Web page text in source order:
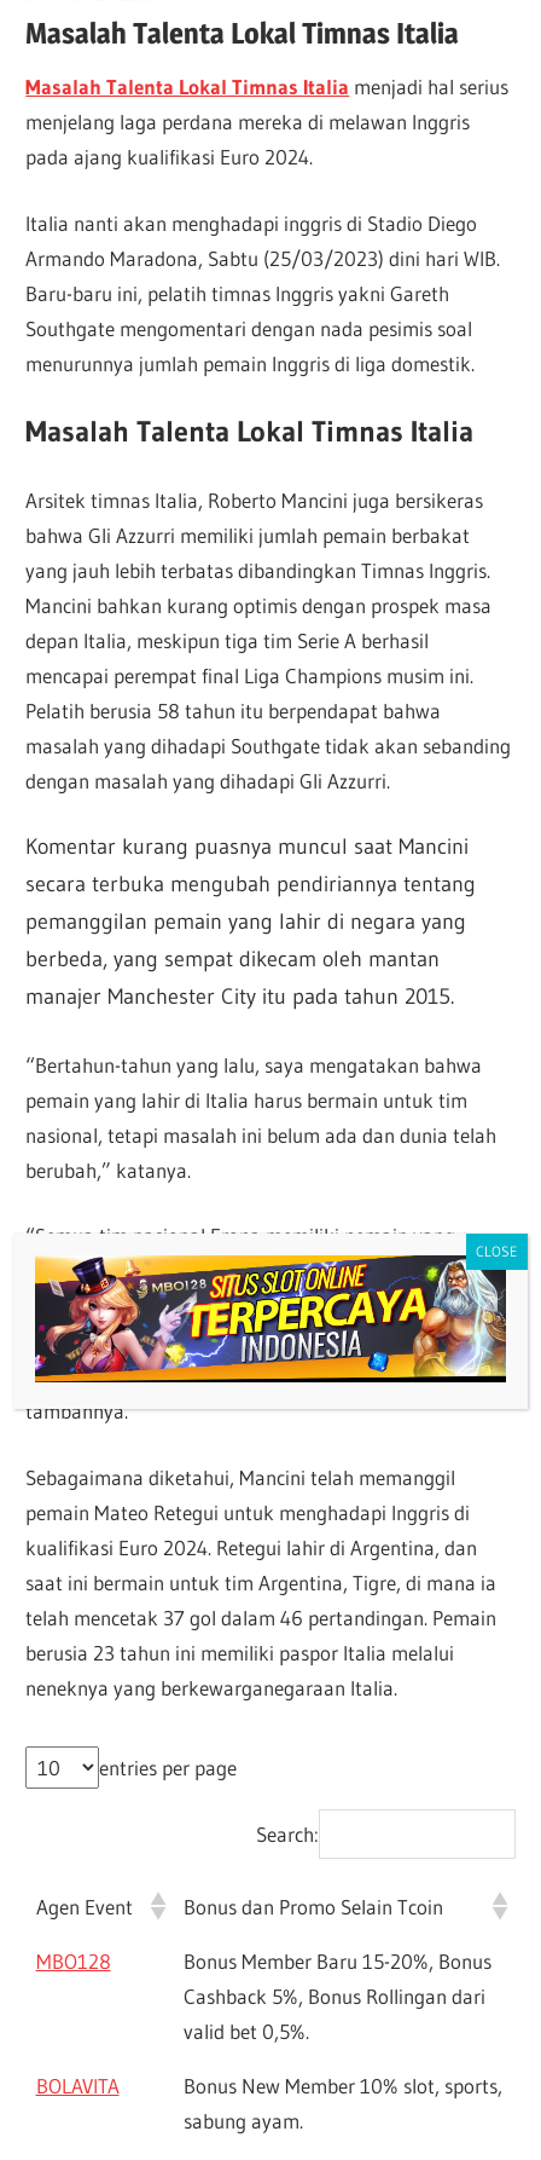
Masalah Talenta Lokal Timnas Italia
Masalah Talenta Lokal Timnas Italia menjadi hal serius
menjelang laga perdana mereka di melawan Inggris
pada ajang kualifikasi Euro 2024.
Italia nanti akan menghadapi inggris di Stadio Diego
Armando Maradona, Sabtu (25/03/2023) dini hari WIB.
Baru-baru ini, pelatih timnas Inggris yakni Gareth
Southgate mengomentari dengan nada pesimis soal
menurunnya jumlah pemain Inggris di liga domestik.
Masalah Talenta Lokal Timnas Italia
Arsitek timnas Italia, Roberto Mancini juga bersikeras
bahwa Gli Azzurri memiliki jumlah pemain berbakat
yang jauh lebih terbatas dibandingkan Timnas Inggris.
Mancini bahkan kurang optimis dengan prospek masa
depan Italia, meskipun tiga tim Serie A berhasil
mencapai perempat final Liga Champions musim ini.
Pelatih berusia 58 tahun itu berpendapat bahwa
masalah yang dihadapi Southgate tidak akan sebanding
dengan masalah yang dihadapi Gli Azzurri.
Komentar kurang puasnya muncul saat Mancini
secara terbuka mengubah pendiriannya tentang
pemanggilan pemain yang lahir di negara yang
berbeda, yang sempat dikecam oleh mantan
manajer Manchester City itu pada tahun 2015.
“Bertahun-tahun yang lalu, saya mengatakan bahwa
pemain yang lahir di Italia harus bermain untuk tim
nasional, tetapi masalah ini belum ada dan dunia telah
berubah,” katanya.
“Semua tim nasional Eropa memiliki pemain yang
dinaturalisasi dari negara lain. Kami memiliki pemain
yang diambil oleh tim nasional negara lain. Dan kami
juga melakukan hal yang sama. Tidak ada gunanya
berbicara, di Italia hanya ada beberapa [pilihan],”
tambahnya.
Sebagaimana diketahui, Mancini telah memanggil
pemain Mateo Retegui untuk menghadapi Inggris di
kualifikasi Euro 2024. Retegui lahir di Argentina, dan
saat ini bermain untuk tim Argentina, Tigre, di mana ia
telah mencetak 37 gol dalam 46 pertandingan. Pemain
berusia 23 tahun ini memiliki paspor Italia melalui
neneknya yang berkewarganegaraan Italia.
entries per page
Search:
Agen Event Bonus dan Promo Selain Tcoin
MBO128
Bonus Member Baru 15-20%, Bonus
Cashback 5%, Bonus Rollingan dari
valid bet 0,5%.
BOLAVITA
Bonus New Member 10% slot, sports,
sabung ayam.